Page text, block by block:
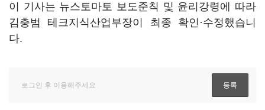
이 기사는 뉴스토마토 보도준칙 및 윤리강령에 따라
김충범 테크지식산업부장이 최종 확인·수정했습니
다.